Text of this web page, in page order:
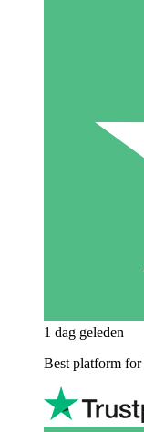
1 dag geleden
Best platform